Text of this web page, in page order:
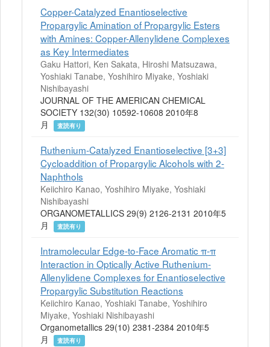
Copper-Catalyzed Enantioselective
Propargylic Amination of Propargylic Esters
with Amines: Copper-Allenylidene Complexes
as Key Intermediates
Gaku Hattori, Ken Sakata, Hiroshi Matsuzawa,
Yoshiaki Tanabe, Yoshihiro Miyake, Yoshiaki
Nishibayashi
JOURNAL OF THE AMERICAN CHEMICAL
SOCIETY 132(30) 10592-10608 2010年8
月
査読有り
Ruthenium-Catalyzed Enantioselective [3+3]
Cycloaddition of Propargylic Alcohols with 2-
Naphthols
Keiichiro Kanao, Yoshihiro Miyake, Yoshiaki
Nishibayashi
ORGANOMETALLICS 29(9) 2126-2131 2010年5
月
査読有り
Intramolecular Edge-to-Face Aromatic π-π
Interaction in Optically Active Ruthenium-
Allenylidene Complexes for Enantioselective
Propargylic Substitution Reactions
Keiichiro Kanao, Yoshiaki Tanabe, Yoshihiro
Miyake, Yoshiaki Nishibayashi
Organometallics 29(10) 2381-2384 2010年5
月
査読有り